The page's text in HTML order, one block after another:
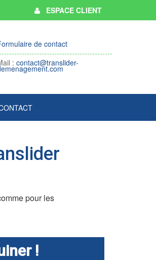
ESPACE CLIENT
de contact
: contact@translider-
pour les
!